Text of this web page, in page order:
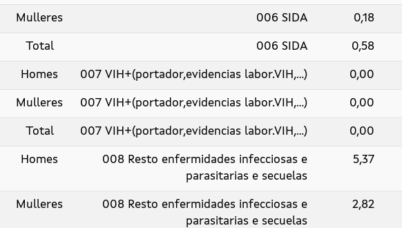
Mulleres 006 SIDA 0,18
Total 006 SIDA 0,58
Homes 007 VIH+(portador,evidencias labor.VIH,...) 0,00
Mulleres 007 VIH+(portador,evidencias labor.VIH,...) 0,00
Total 007 VIH+(portador,evidencias labor.VIH,...) 0,00
Homes
008 Resto enfermidades infecciosas e
parasitarias e secuelas
5,37
Mulleres
008 Resto enfermidades infecciosas e
parasitarias e secuelas
2,82